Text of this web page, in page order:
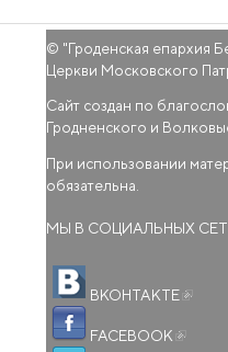
© "Гроденская епархия
Церкви Московского
Сайт создан по
Гродненского и
При использовании
обязательна.
МЫ В СОЦИАЛЬНЫХ
ВКОНТАКТЕ
FACEBOOK